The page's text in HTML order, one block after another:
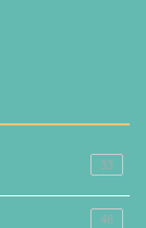
33
46